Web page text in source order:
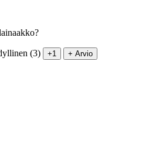
(3) +1 + Arvio